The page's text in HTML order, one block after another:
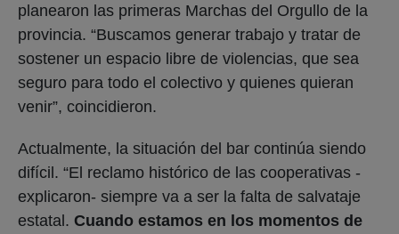
planearon las primeras Marchas del Orgullo de la
provincia. “Buscamos generar trabajo y tratar de
sostener un espacio libre de violencias, que sea
seguro para todo el colectivo y quienes quieran
venir”, coincidieron.
Actualmente, la situación del bar continúa siendo
difícil. “El reclamo histórico de las cooperativas -
explicaron- siempre va a ser la falta de salvataje
estatal. Cuando estamos en los momentos de